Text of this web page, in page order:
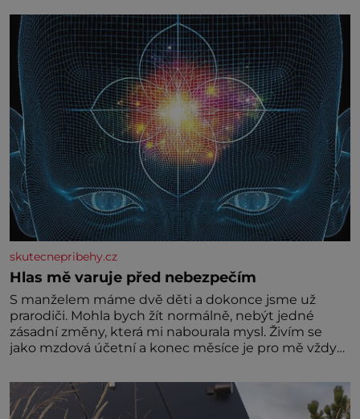
skutecnepribehy.cz
Hlas mě varuje před nebezpečím
S manželem máme dvě děti a dokonce jsme už
prarodiči. Mohla bych žít normálně, nebýt jedné
zásadní změny, která mi nabourala mysl. Živím se
jako mzdová účetní a konec měsíce je pro mě vždy
máme vnoučata, mi dcera čím dál častěji volá o
pomoc, co se hlídání týče. Dalo by se